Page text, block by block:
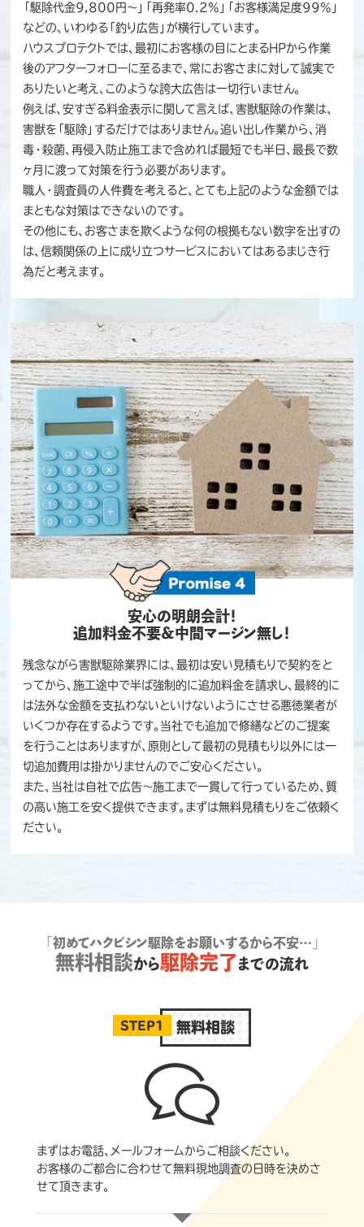
「駆除代金9,800円〜」「再発率0.2%」「お客様満足度99%」
などの、いわゆる「釣り広告」が横行しています。
ハウスプロテクトでは、最初にお客様の目にとまるHPから作業
後のアフターフォローに至るまで、常にお客さまに対して誠実で
ありたいと考え、このような誇大広告は一切行いません。
例えば、安すぎる料金表示に関して言えば、害獣駆除の作業は、
害獣を「駆除」するだけではありません。追い出し作業から、消
毒・殺菌、再侵入防止施工まで含めれば最短でも半日、最長で数
ヶ月に渡って対策を行う必要があります。
職人・調査員の人件費を考えると、とても上記のような金額では
まともな対策はできないのです。
その他にも、お客さまを欺くような何の根拠もない数字を出すの
は、信頼関係の上に成り立つサービスにおいてはあるまじき行
為だと考えます。
安心の明朗会計！
追加料金不要＆中間マージン無し！
残念ながら害獣駆除業界には、最初は安い見積もりで契約をと
ってから、施工途中で半ば強制的に追加料金を請求し、最終的に
は法外な金額を支払わないといけないようにさせる悪徳業者が
いくつか存在するようです。当社でも追加で修繕などのご提案
を行うことはありますが、原則として最初の見積もり以外には一
切追加費用は掛かりませんのでご安心ください。
また、当社は自社で広告～施工まで一貫して行っているため、質
の高い施工を安く提供できます。まずは無料見積もりをご依頼く
ださい。
「初めてハクビシン駆除をお願いするから不安…」
無料相談から駆除完了までの流れ
STEP1 無料相談
まずはお電話、メールフォームからご相談ください。
お客様のご都合に合わせて無料現地調査の日時を決めさ
せて頂きます。